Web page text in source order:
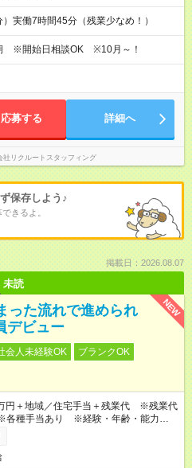
実働7時間45分（残業少なめ！）
※開始日相談OK ※10月～！
応募する 詳細へ
社リクルートスタッフィング
保存しよう♪
きるよ。
掲載日：2026.08.07
未読
NEW
った流れで進められ
デビュー
会人未経験OK
ブランクOK
円＋地域／住宅手当＋残業代 ※残業代
種手当あり ※経験・年齢・能力等を
す。